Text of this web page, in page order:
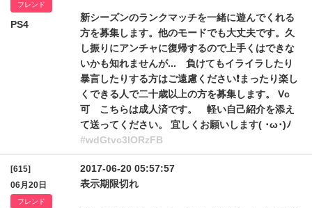
フレンド
PS4
新シーズンのランクマッチを一緒に遊んでくれる
方を募集します。他のモードでも大丈夫です。久
し振りにアンチャに復帰するので上手くはできな
いかも知れませんが... 負けてもイライラしたり
暴言したりする方はご遠慮ください❗まったり楽し
くできる人で二十歳以上の方を募集します。 Vc
可 こちらは成人済です。 軽い自己紹介を添え
て送ってください。 宜しくお願いします( ･ω･)ﾉ
#wdGtvc3lORzFB
[615]
06月20日
フレンド
2017-06-20 05:57:57
表示期限切れ